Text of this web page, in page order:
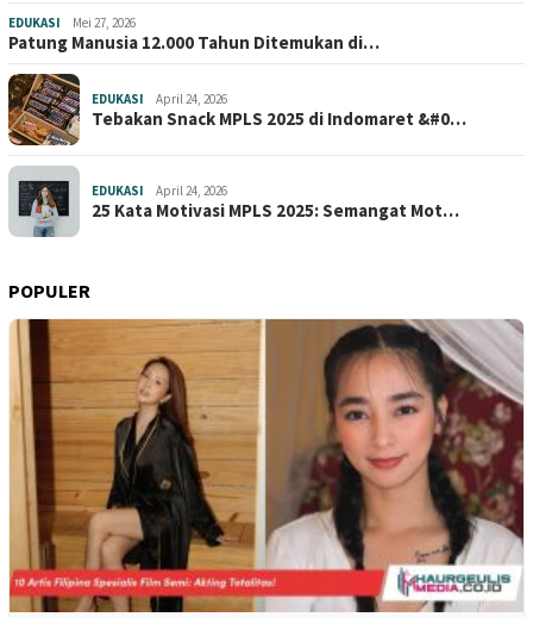
EDUKASI Mei 27, 2026
Patung Manusia 12.000 Tahun Ditemukan di…
EDUKASI April 24, 2026
Tebakan Snack MPLS 2025 di Indomaret &#0…
EDUKASI April 24, 2026
25 Kata Motivasi MPLS 2025: Semangat Mot…
POPULER